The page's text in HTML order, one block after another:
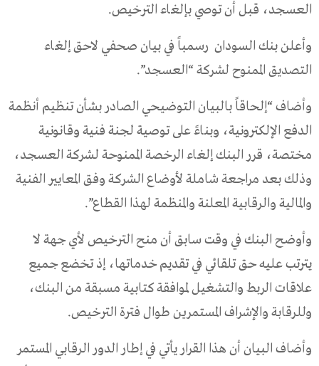
العسجد، قبل أن توصي بإلغاء الترخيص.
وأعلن بنك السودان رسمباً في بيان صحفي لاحق إلغاء
التصديق الممنوح لشركة “العسجد”.
وأضاف “إلحاقاً بالبيان التوضيحي الصادر بشأن تنظيم أنظمة
الدفع الإلكترونية، وبناءً على توصية لجنة فنية وقانونية
مختصة، قرر البنك إلغاء الرخصة الممنوحة لشركة العسجد،
وذلك بعد مراجعة شاملة لأوضاع الشركة وفق المعايير الفنية
والمالية والرقابية المعلنة والمنظمة لهذا القطاع”.
وأوضح البنك في وقت سابق أن منح الترخيص لأي جهة لا
يترتب عليه حق تلقائي في تقديم خدماتها، إذ تخضع جميع
علاقات الربط والتشغيل لموافقة كتابية مسبقة من البنك،
وللرقابة والإشراف المستمرين طوال فترة الترخيص.
وأضاف البيان أن هذا القرار يأتي في إطار الدور الرقابي المستمر